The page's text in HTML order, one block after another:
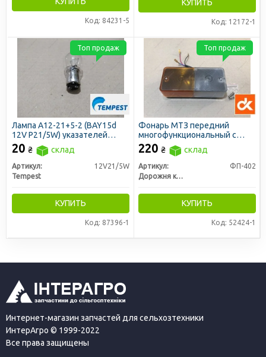
Код: 84231-5
КУПИТЬ
Код: 12172-1
Лампа А12-21+5-2 (BAY15d
12V P21/5W) указателей
поворотов и стоп-сигналов
(Tempest)
20 ₴ склад
Артикул:
12V21/5W
Tempest
КУПИТЬ
Код: 87396-1
Топ продаж
Фонарь МТЗ передний
многофункциональный с
лампами (ДК)
220 ₴ склад
Артикул:
ФП-402
Дорожня карта
КУПИТЬ
Код: 52424-1
Топ продаж
Интернет-магазин запчастей для сельхозтехники
ИнтерАгро © 1999-2022
Все права защищены